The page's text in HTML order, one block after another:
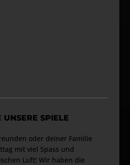
UNSERE SPIELE
oder deiner Familie
mit viel Spass und
Luft! Wir haben die